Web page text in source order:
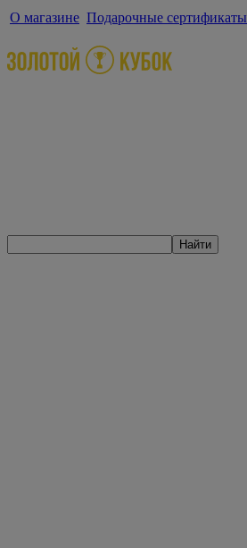
О магазине Подарочные сертификаты
Найти